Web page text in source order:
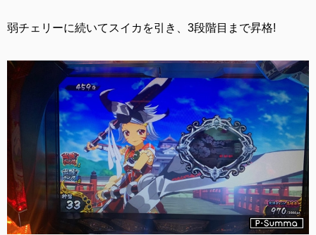
弱チェリーに続いてスイカを引き、3段階目まで昇格!